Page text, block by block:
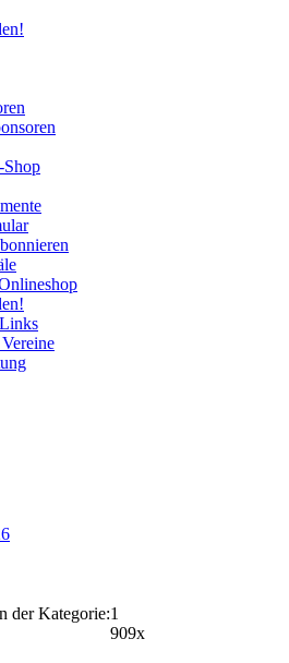
der Kategorie:1
909x